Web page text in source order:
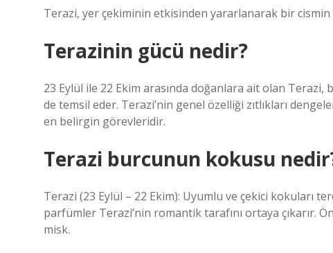
Terazi, yer çekiminin etkisinden yararlanarak bir cismin
Terazinin gücü nedir?
23 Eylül ile 22 Ekim arasında doğanlara ait olan
de temsil eder. Terazi’nin genel özelliği zıtlıkları
en belirgin görevleridir.
Terazi burcunun kokusu
Terazi (23 Eylül – 22 Ekim): Uyumlu ve çekici kokuları
parfümler Terazi’nin romantik tarafını ortaya çıkarır.
misk.